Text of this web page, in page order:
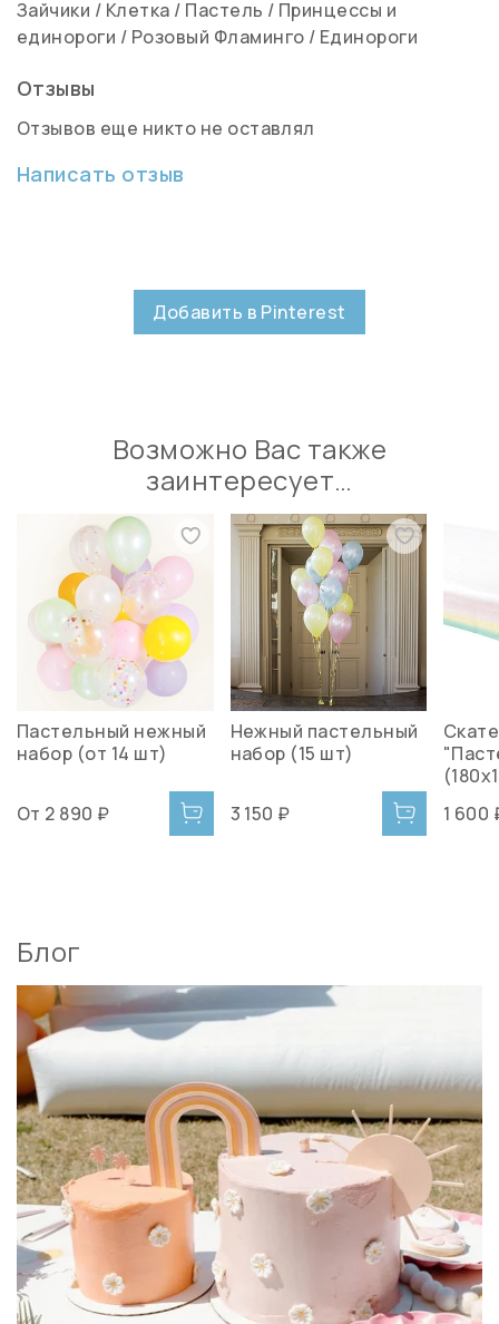
Зайчики / Клетка / Пастель / Принцессы и
единороги / Розовый Фламинго / Единороги
Отзывы
Отзывов еще никто не оставлял
Написать отзыв
Добавить в Pinterest
Возможно Вас также
заинтересует…
Пастельный нежный
набор (от 14 шт)
От 2 890 ₽
Нежный пастельный
набор (15 шт)
3 150 ₽
1 600
Блог